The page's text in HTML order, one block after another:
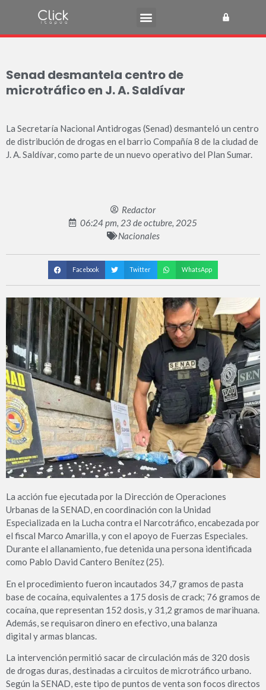
Senad desmantela centro de
microtráfico en J. A. Saldívar
La Secretaría Nacional Antidrogas (Senad) desmanteló un centro
de distribución de drogas en el barrio Compañía 8 de la ciudad de
J. A. Saldívar, como parte de un nuevo operativo del Plan Sumar.
Redactor
06:24 pm, 23 de octubre, 2025
Nacionales
Facebook Twitter WhatsApp
La acción fue ejecutada por la Dirección de Operaciones
Urbanas de la SENAD, en coordinación con la Unidad
Especializada en la Lucha contra el Narcotráfico, encabezada por
el fiscal Marco Amarilla, y con el apoyo de Fuerzas Especiales.
Durante el allanamiento, fue detenida una persona identificada
como Pablo David Cantero Benítez (25).
En el procedimiento fueron incautados 34,7 gramos de pasta
base de cocaína, equivalentes a 175 dosis de crack; 76 gramos de
cocaína, que representan 152 dosis, y 31,2 gramos de marihuana.
Además, se requisaron dinero en efectivo, una balanza
digital y armas blancas.
La intervención permitió sacar de circulación más de 320 dosis
de drogas duras, destinadas a circuitos de microtráfico urbano.
Según la SENAD, este tipo de puntos de venta son focos directos